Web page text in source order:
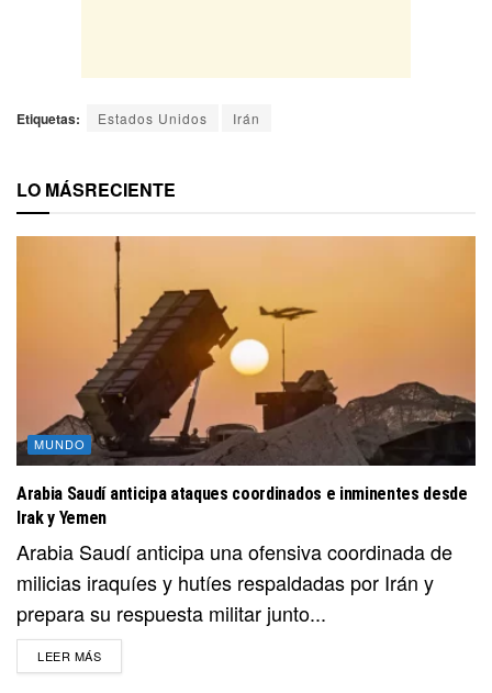
Etiquetas: Estados Unidos Irán
LO MÁSRECIENTE
MUNDO
Arabia Saudí anticipa ataques coordinados e inminentes desde
Irak y Yemen
Arabia Saudí anticipa una ofensiva coordinada de
milicias iraquíes y hutíes respaldadas por Irán y
prepara su respuesta militar junto...
LEER MÁSDETAILS